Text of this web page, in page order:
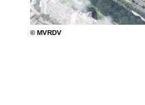
© MVRDV